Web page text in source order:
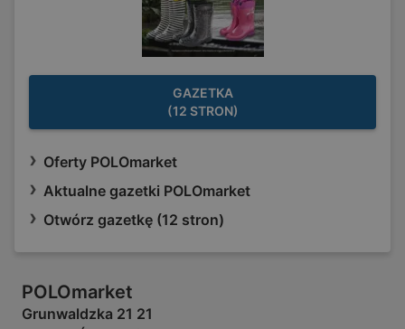
GAZETKA
(12 STRON)
Oferty POLOmarket
Aktualne gazetki POLOmarket
Otwórz gazetkę (12 stron)
POLOmarket
Grunwaldzka 21 21